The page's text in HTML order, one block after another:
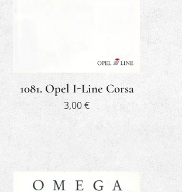
1081. Opel I-Line Corsa
3,00€